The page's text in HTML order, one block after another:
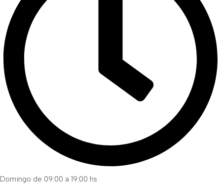
Domingo de 09:00 a 19:00 hs